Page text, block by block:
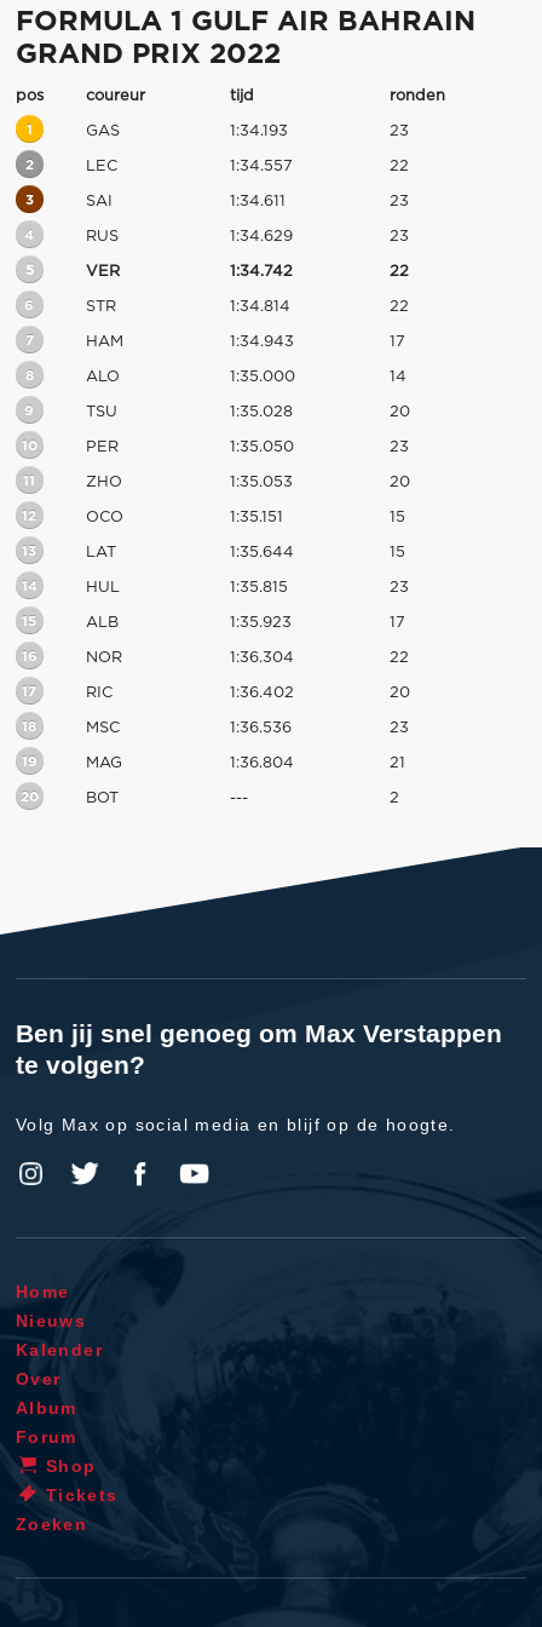
FORMULA 1 GULF AIR BAHRAIN
GRAND PRIX 2022
pos coureur tijd ronden
1 GAS 1:34.193 23
2 LEC 1:34.557 22
3 SAI 1:34.611 23
4 RUS 1:34.629 23
5 VER 1:34.742 22
6 STR 1:34.814 22
7 HAM 1:34.943 17
8 ALO 1:35.000 14
9 TSU 1:35.028 20
10 PER 1:35.050 23
11 ZHO 1:35.053 20
12 OCO 1:35.151 15
13 LAT 1:35.644 15
14 HUL 1:35.815 23
15 ALB 1:35.923 17
16 NOR 1:36.304 22
17 RIC 1:36.402 20
18 MSC 1:36.536 23
19 MAG 1:36.804 21
20 BOT --- 2
Ben jij snel genoeg om Max Verstappen
te volgen?
Volg Max op social media en blijf op de hoogte.
Home
Nieuws
Kalender
Over
Album
Forum
Shop
Tickets
Zoeken